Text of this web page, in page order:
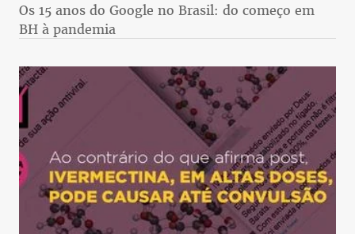
Os 15 anos do Google no Brasil: do começo em
BH à pandemia